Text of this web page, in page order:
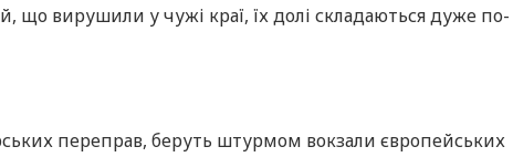
що вирушили у чужі краї, їх долі складаються дуже по-
переправ, беруть штурмом вокзали європейських